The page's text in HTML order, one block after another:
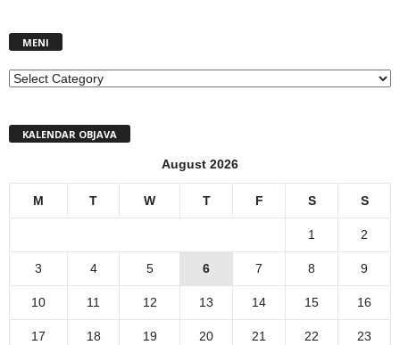
MENI
MENI
KALENDAR OBJAVA
August 2026
M T W T F S S
1 2
3 4 5 6 7 8 9
10 11 12 13 14 15 16
17 18 19 20 21 22 23